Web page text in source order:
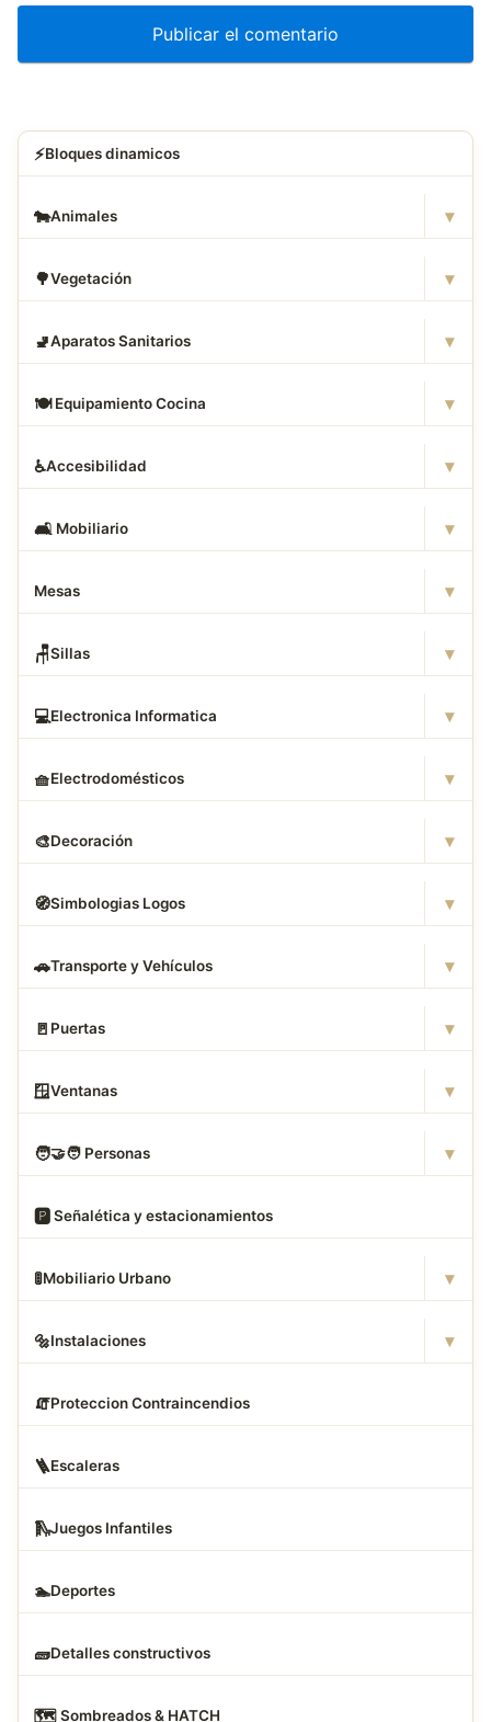
⚡Bloques dinamicos
🐄Animales ▾
🌳Vegetación ▾
🚽Aparatos Sanitarios ▾
🍽️ Equipamiento Cocina ▾
♿Accesibilidad ▾
🛋 ️ Mobiliario ▾
Mesas ▾
🪑Sillas ▾
💻Electronica Informatica ▾
🧺Electrodomésticos ▾
🎨Decoración ▾
🧭Simbologias Logos ▾
🚗Transporte y Vehículos ▾
🚪 Puertas ▾
🪟Ventanas ▾
🧑‍🤝‍🧑 Personas ▾
🅿️ Señalética y estacionamientos
🚦Mobiliario Urbano ▾
🔩Instalaciones ▾
🧯Proteccion Contraincendios
🪜Escaleras
🛝Juegos Infantiles
🏊Deportes
🧱Detalles constructivos
🗺️ Sombreados & HATCH